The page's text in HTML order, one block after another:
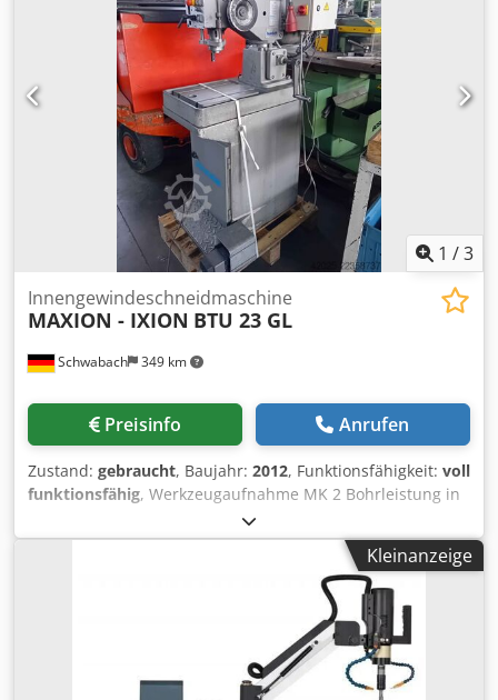
1 /3
Schwabach 349 km
Innengewindeschneidmaschine
MAXION - IXION BTU 23 GL
Preisinfo Anrufen
Zustand: gebraucht, Baujahr: 2012, Funktionsfähigkeit: voll
funktionsfähig, Werkzeugaufnahme MK 2 Bohrleistung in
ST 23 mm Tisch 380 x 390 mm Drehzahlen 150 - 1350
U/min Ausladung: 220 mm mit Dedpfx Ajzmm Avjd Ssck
Kleinanzeige